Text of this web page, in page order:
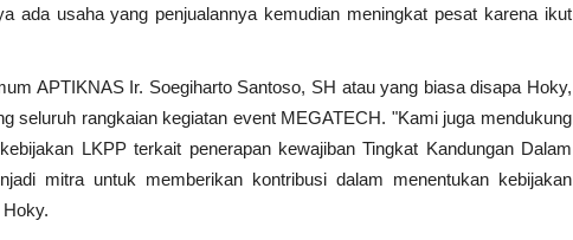
ada usaha yang penjualannya kemudian meningkat pesat karena ikut
APTIKNAS Ir. Soegiharto Santoso, SH atau yang biasa disapa Hoky,
seluruh rangkaian kegiatan event MEGATECH. "Kami juga mendukung
LKPP terkait penerapan kewajiban Tingkat Kandungan Dalam
mitra untuk memberikan kontribusi dalam menentukan kebijakan